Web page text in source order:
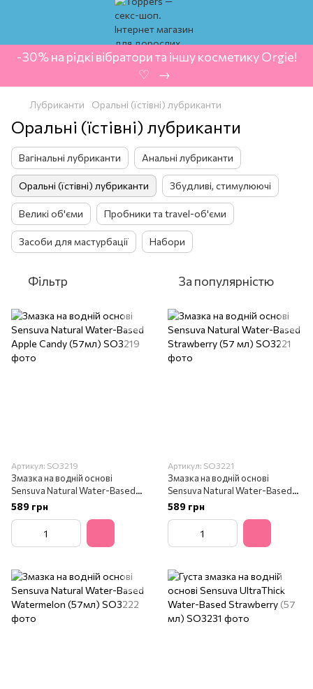
-30% на рідкі вібратори та іншу косметику Orgie!
‍ ♡ ‍ → ‍
Лубриканти Оральні (їстівні) лубриканти
Оральні (їстівні) лубриканти
Вагінальні лубриканти Анальні лубриканти
Оральні (їстівні) лубриканти Збудливі, стимулюючі
Великі об'єми Пробники та travel-об'єми
Засоби для мастурбації Набори
Фільтр За популярністю
Артикул: SO3219
Змазка на водній основі
Sensuva Natural Water-Based
Apple Candy (57мл)
589 грн
Артикул: SO3221
Змазка на водній основі
Sensuva Natural Water-Based
Strawberry (57 мл)
589 грн